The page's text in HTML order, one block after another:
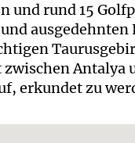
und rund 15
erkundet zu